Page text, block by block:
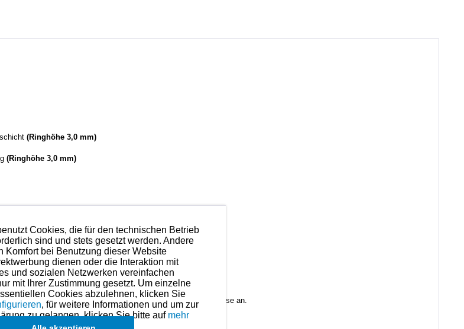
(Ringhöhe 3,0 mm)
(Ringhöhe 3,0 mm)
12760 ccm, 280 kW, 1964-
Beste, was es aktuell am Markt gibt.
finden Sie links in der Kategorien-Übersicht oder fragen Sie diese an.
Kategorie zu finden.
Cookies, die für den technischen Betrieb
sind und stets gesetzt werden. Andere
Komfort bei Benutzung dieser Website
dienen oder die Interaktion mit
und sozialen Netzwerken vereinfachen
mit Ihrer Zustimmung gesetzt. Um einzelne
Cookies abzulehnen, klicken Sie
, für weitere Informationen und um zur
zu gelangen, klicken Sie bitte auf mehr